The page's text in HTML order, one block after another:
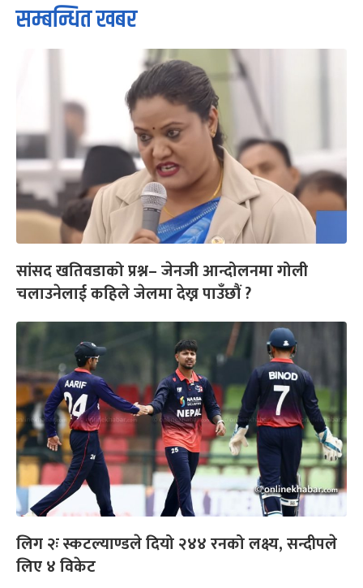
सम्बन्धित खबर
सांसद खतिवडाको प्रश्न– जेनजी आन्दोलनमा गोली
चलाउनेलाई कहिले जेलमा देख्न पाउँछौं ?
लिग २ः स्कटल्याण्डले दियो २४४ रनको लक्ष्य, सन्दीपले
लिए ४ विकेट